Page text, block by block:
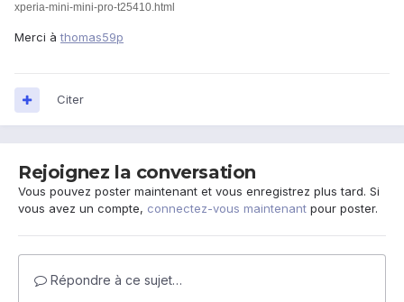
xperia-mini-mini-pro-t25410.html
Merci àthomas59p
Citer
Rejoignez la conversation
Vous pouvez poster maintenant et vous enregistrez plus tard. Si
vous avez un compte, connectez-vous maintenant pour poster.
Répondre à ce sujet…